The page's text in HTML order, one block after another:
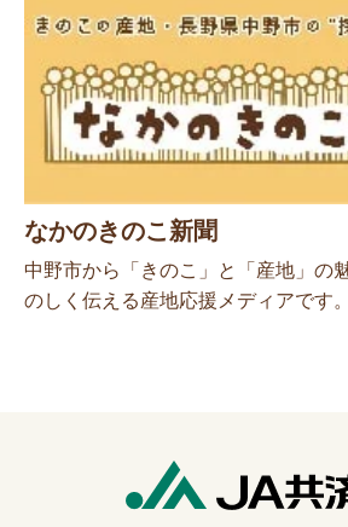
なかのきのこ新聞
中野市から「きのこ」と「産地」の
のしく伝える産地応援メディアです。